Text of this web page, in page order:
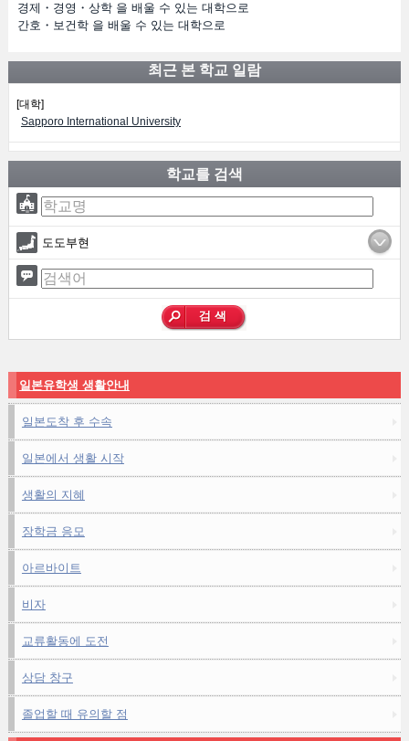
경제・경영・상학 을 배울 수 있는 대학으로
간호・보건학 을 배울 수 있는 대학으로
최근 본 학교 일람
[대학]
Sapporo International University
학교를 검색
도도부현
일본유학생 생활안내
일본도착 후 수속
일본에서 생활 시작
생활의 지혜
장학금 응모
아르바이트
비자
교류활동에 도전
상담 창구
졸업할 때 유의할 점